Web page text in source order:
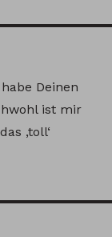
Deinen
ist mir
‚toll‘